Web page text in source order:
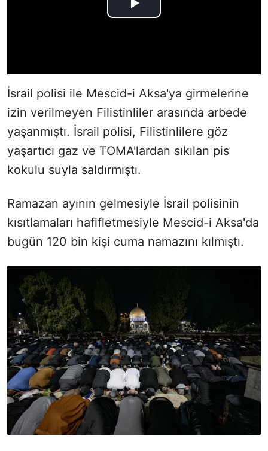
İsrail polisi ile Mescid-i Aksa'ya girmelerine
izin verilmeyen Filistinliler arasında arbede
yaşanmıştı. İsrail polisi, Filistinlilere göz
yaşartıcı gaz ve TOMA'lardan sıkılan pis
kokulu suyla saldırmıştı.
Ramazan ayının gelmesiyle İsrail polisinin
kısıtlamaları hafifletmesiyle Mescid-i Aksa'da
bugün 120 bin kişi cuma namazını kılmıştı.